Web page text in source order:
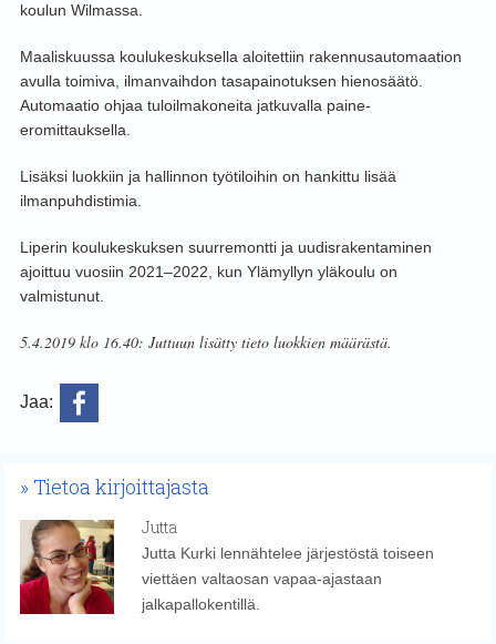
koulun Wilmassa.
Maaliskuussa koulukeskuksella aloitettiin rakennusautomaation
avulla toimiva, ilmanvaihdon tasapainotuksen hienosäätö.
Automaatio ohjaa tuloilmakoneita jatkuvalla paine-
eromittauksella.
Lisäksi luokkiin ja hallinnon työtiloihin on hankittu lisää
ilmanpuhdistimia.
Liperin koulukeskuksen suurremontti ja uudisrakentaminen
ajoittuu vuosiin 2021–2022, kun Ylämyllyn yläkoulu on
valmistunut.
5.4.2019 klo 16.40: Juttuun lisätty tieto luokkien määrästä.
Jaa:
Tietoa kirjoittajasta
Jutta
Jutta Kurki lennähtelee järjestöstä toiseen
viettäen valtaosan vapaa-ajastaan
jalkapallokentillä.